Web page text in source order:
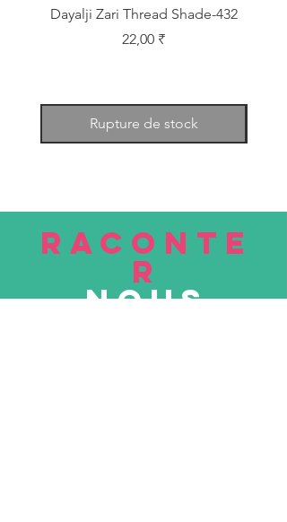
Dayalji Zari Thread Shade-432
Prix
22,00 ₹
Rupture de stock
RACONTE
R
nous